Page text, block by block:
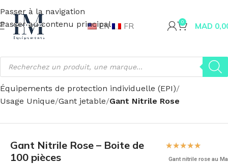
Passer à la navigation
Passer au contenu principal
EN FR 0 MAD
Accueil Sécurité & santé
Équipements de protection individuelle (EPI)
Usage Unique Gant jetable Gant Nitrile Rose
Gant Nitrile Rose – Boite de
100 pièces
☆☆☆☆☆
Gant nitrile rose au